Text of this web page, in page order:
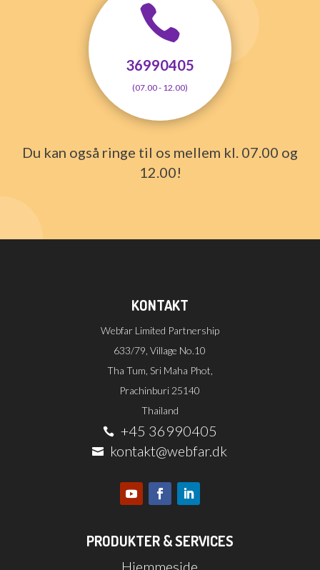

36990405
(07.00 - 12.00)
Du kan også ringe til os mellem kl. 07.00 og
12.00!
KONTAKT
Webfar Limited Partnership
633/79, Village No.10
Tha Tum, Sri Maha Phot,
Prachinburi 25140
Thailand
 +45 36990405
 kontakt@webfar.dk
PRODUKTER & SERVICES
Hjemmeside